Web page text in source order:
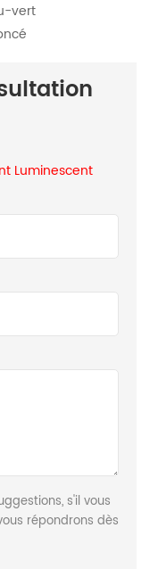
vert
Luminescent
s'il vous
répondrons dès